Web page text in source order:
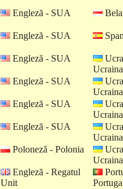
Engleză - SUA
Engleză - SUA
Engleză - SUA
Ucraina
Engleză - SUA
Ucraina
Engleză - SUA
Ucraina
Engleză - SUA
Ucraina
Poloneză - Polonia
Ucraina
Engleză - Regatul
Unit